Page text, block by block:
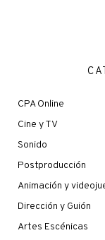
CPA Online
Cine y TV
Sonido
Postproducción
Animación y
Dirección y Guión
Artes Escénicas